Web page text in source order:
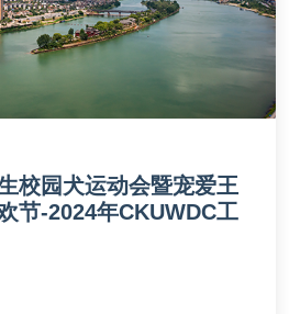
校园犬运动会暨宠爱王
节-2024年CKUWDC工